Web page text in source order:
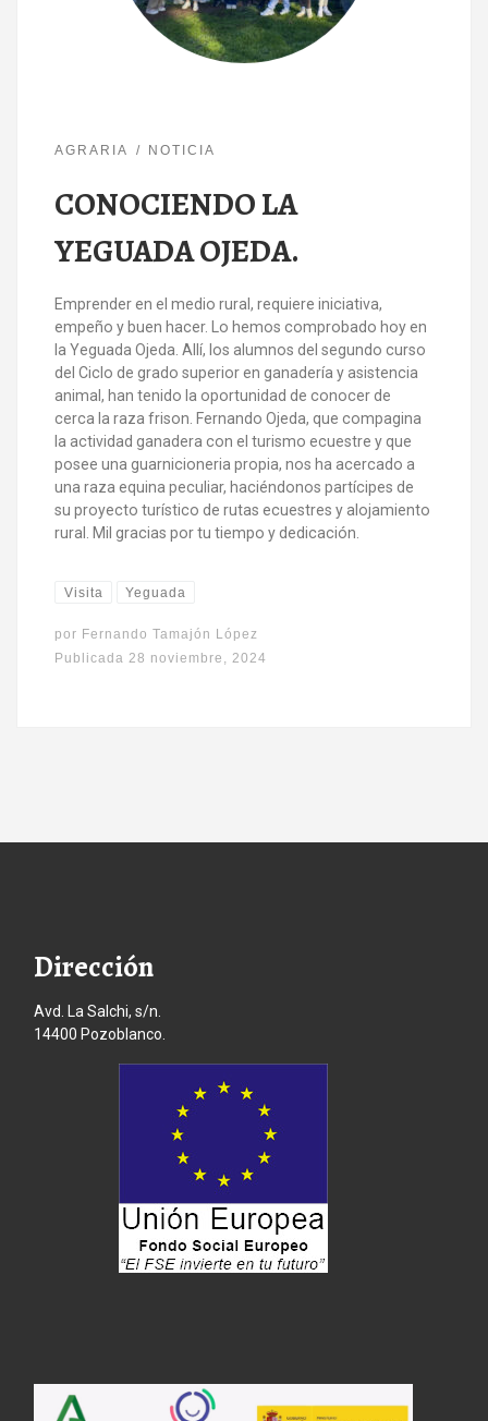
AGRARIA NOTICIA
CONOCIENDO LA
YEGUADA OJEDA.
Emprender en el medio rural, requiere iniciativa,
empeño y buen hacer. Lo hemos comprobado hoy en
la Yeguada Ojeda. Allí, los alumnos del segundo curso
del Ciclo de grado superior en ganadería y asistencia
animal, han tenido la oportunidad de conocer de
cerca la raza frison. Fernando Ojeda, que compagina
la actividad ganadera con el turismo ecuestre y que
posee una guarnicioneria propia, nos ha acercado a
una raza equina peculiar, haciéndonos partícipes de
su proyecto turístico de rutas ecuestres y alojamiento
rural. Mil gracias por tu tiempo y dedicación.
Visita Yeguada
por Fernando Tamajón López
Publicada 28 noviembre, 2024
Dirección
Avd. La Salchi, s/n.
14400 Pozoblanco.